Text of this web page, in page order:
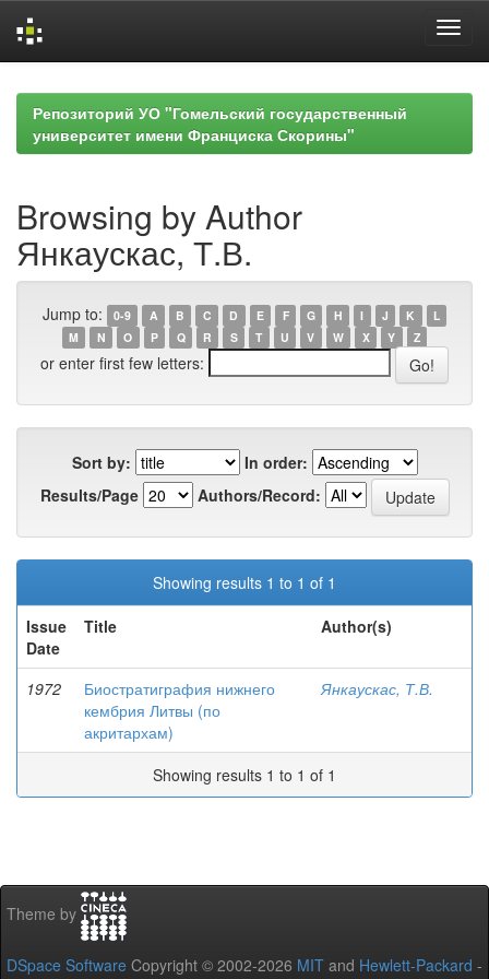
navigationРепозиторий УО "Гомельский государственный
университет имени Франциска Скорины"
Browsing by Author
Янкаускас, Т.В.
Jump to: 0-9 A B C D E F G H I J K
L
M
N O P Q R S T U V W X Y Z
or enter first few letters:
Sort by:
In order:
Results/Page
Authors/Record:
Showing results 1 to 1 of 1
Issue
Date
Title Author(s)
1972
Биостратиграфия нижнего
кембрия Литвы (по
акритархам)
Янкаускас, Т.В.
Showing results 1 to 1 of 1
Theme by
DSpace Software Copyright © 2002-2026 MIT and Hewlett-Packard -